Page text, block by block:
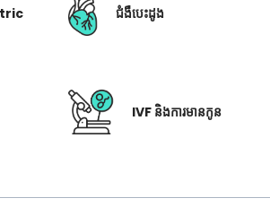
ជំងឺបេះដូង
IVF និងការមានកូន